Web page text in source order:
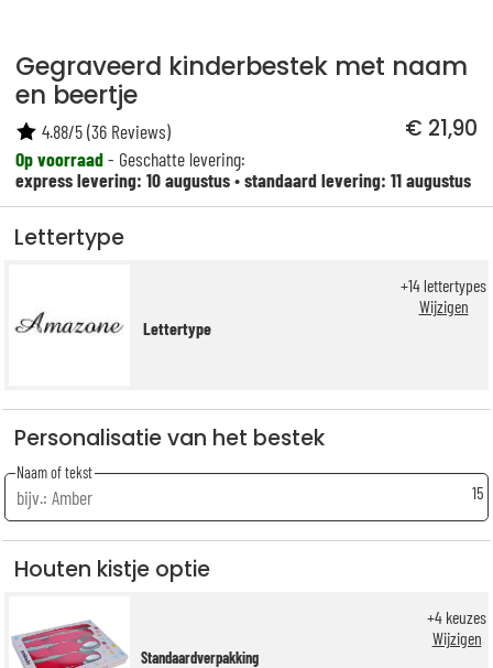
Gegraveerd kinderbestek met naam
en beertje
€ 21,90
Op voorraad- Geschatte levering:
express levering: 10 augustus•standaard levering: 11 augustus
4.88/5(36 Reviews)
Lettertype
Lettertype
+14lettertypes
Wijzigen
Personalisatie van het bestek
Naam of tekst
15
Houten kistje optie
Standaardverpakking
+4 keuzes
Wijzigen